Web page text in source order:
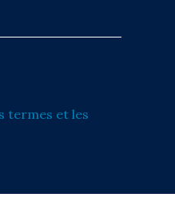
termes et les